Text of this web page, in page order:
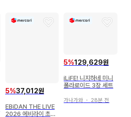
5%37,012원
EBiDAN THE LIVE
2026 에비라이 초특
5%129,629원
iLiFE! 니지하네 미니
폴라로이드 3장 세트
가나가와 ・ 28분 전